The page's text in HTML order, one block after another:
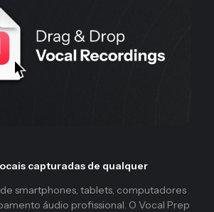
capturadas de qualquer
smartphones, tablets, computadores
áudio profissional. O Vocal Prep